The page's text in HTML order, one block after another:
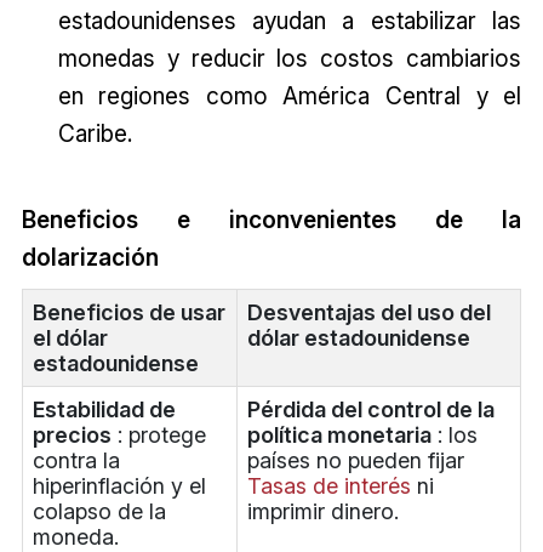
estadounidenses ayudan a estabilizar las
monedas y reducir los costos cambiarios
en regiones como América Central y el
Caribe.
Beneficios e inconvenientes de la
dolarización
Beneficios de usar
el dólar
estadounidense
Desventajas del uso del
dólar estadounidense
Estabilidad de
precios : protege
contra la
hiperinflación y el
colapso de la
moneda.
Pérdida del control de la
política monetaria: los
países no pueden fijar
Tasas de interés ni
imprimir dinero.